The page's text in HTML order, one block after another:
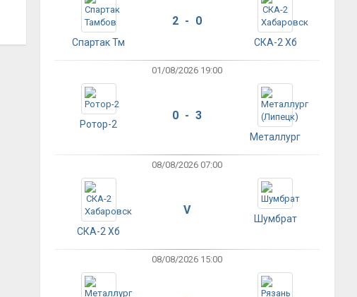
Спартак Тм
2 - 0
СКА-2 Хб
01/08/2026 19:00
Ротор-2
0 - 3
Металлург
08/08/2026 07:00
СКА-2 Хб
V
Шумбрат
08/08/2026 15:00